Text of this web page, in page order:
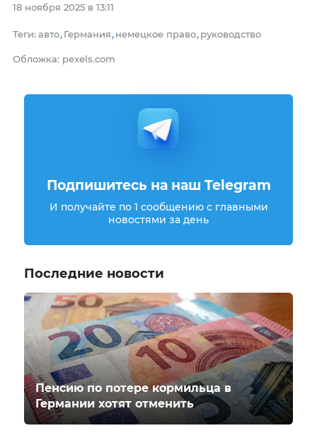
18 ноября 2025 в 13:11
Теги: авто, Германия, немецкое право, руководство
Обложка: pexels.com
Подпишитесь на наш Telegram
И получайте по 1 сообщению с главными
новостями за день
Последние новости
Пенсию по потере кормильца в
Германии хотят отменить